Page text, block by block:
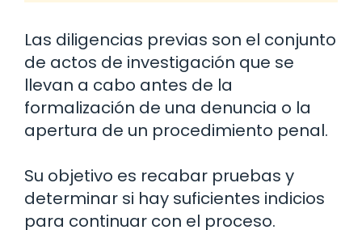
Las diligencias previas son el conjunto
de actos de investigación que se
llevan a cabo antes de la
formalización de una denuncia o la
apertura de un procedimiento penal.
Su objetivo es recabar pruebas y
determinar si hay suficientes indicios
para continuar con el proceso.